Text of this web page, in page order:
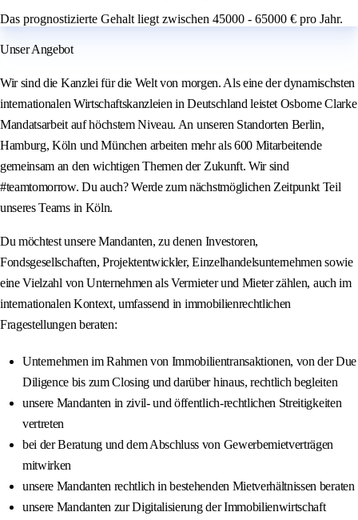
Das prognostizierte Gehalt liegt zwischen 45000 - 65000 € pro Jahr.
Unser Angebot
Wir sind die Kanzlei für die Welt von morgen. Als eine der dynamischsten
internationalen Wirtschaftskanzleien in Deutschland leistet Osborne Clarke
Mandatsarbeit auf höchstem Niveau. An unseren Standorten Berlin,
Hamburg, Köln und München arbeiten mehr als 600 Mitarbeitende
gemeinsam an den wichtigen Themen der Zukunft. Wir sind
#teamtomorrow. Du auch? Werde zum nächstmöglichen Zeitpunkt Teil
unseres Teams in Köln.
Du möchtest unsere Mandanten, zu denen Investoren,
Fondsgesellschaften, Projektentwickler, Einzelhandelsunternehmen sowie
eine Vielzahl von Unternehmen als Vermieter und Mieter zählen, auch im
internationalen Kontext, umfassend in immobilienrechtlichen
Fragestellungen beraten:
Unternehmen im Rahmen von Immobilientransaktionen, von der Due
Diligence bis zum Closing und darüber hinaus, rechtlich begleiten
unsere Mandanten in zivil- und öffentlich-rechtlichen Streitigkeiten
vertreten
bei der Beratung und dem Abschluss von Gewerbemietverträgen
mitwirken
unsere Mandanten rechtlich in bestehenden Mietverhältnissen beraten
unsere Mandanten zur Digitalisierung der Immobilienwirtschaft